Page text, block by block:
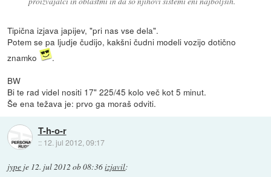
Tipična izjava japijev, "pri nas vse dela".
Potem se pa ljudje čudijo, kakšni čudni modeli vozijo dotično
znamko
.
BW
Bi te rad videl nositi 17" 225/45 kolo več kot 5 minut.
Še ena težava je: prvo ga moraš odviti.
T-h-o-r
:: 12. jul 2012, 09:17
jype je 12. jul 2012 ob 08:36izjavil: